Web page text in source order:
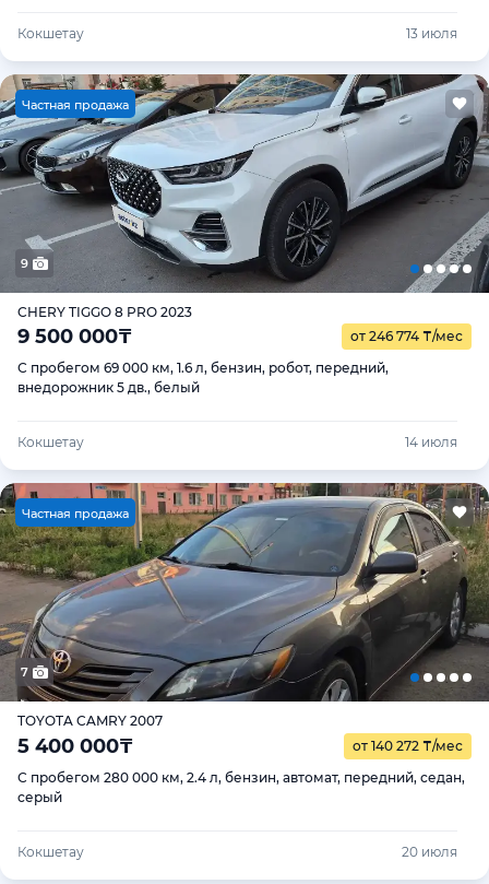
Кокшетау 13 июля
Частная продажа
9
CHERY TIGGO 8 PRO 2023
9 500 000₸ от 246 774 ₸/мес
С пробегом 69 000 км, 1.6 л, бензин, робот, передний,
внедорожник 5 дв., белый
Кокшетау 14 июля
Частная продажа
7
TOYOTA CAMRY 2007
5 400 000₸ от 140 272 ₸/мес
С пробегом 280 000 км, 2.4 л, бензин, автомат, передний, седан,
серый
Кокшетау 20 июля